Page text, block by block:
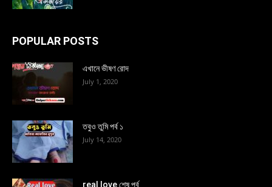
POPULAR POSTS
এখানে ভীষণ রোদ
July 1, 2020
তবুও তুমি পর্ব ১
July 14, 2020
real love শেষ পর্ব